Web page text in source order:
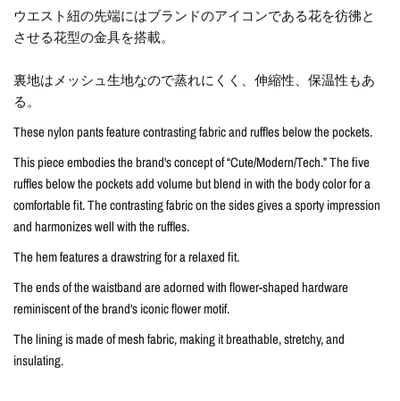
ウエスト紐の先端にはブランドのアイコンである花を彷彿と
させる花型の金具を搭載。
裏地はメッシュ生地なので蒸れにくく、伸縮性、保温性もあ
る。
These nylon pants feature contrasting fabric and ruffles below the pockets.
This piece embodies the brand's concept of “Cute/Modern/Tech.” The five
ruffles below the pockets add volume but blend in with the body color for a
comfortable fit. The contrasting fabric on the sides gives a sporty impression
and harmonizes well with the ruffles.
The hem features a drawstring for a relaxed fit.
The ends of the waistband are adorned with flower-shaped hardware
reminiscent of the brand's iconic flower motif.
The lining is made of mesh fabric, making it breathable, stretchy, and
insulating.